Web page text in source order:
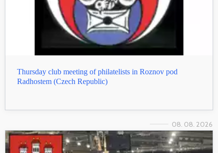
Thursday club meeting of philatelists in Roznov pod
Radhostem (Czech Republic)
08. 08. 2026